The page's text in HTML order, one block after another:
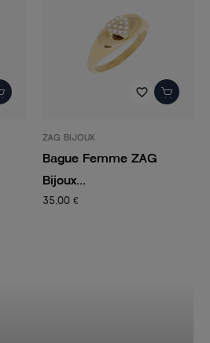
favorite_border
ZAG BIJOUX
Bague Femme ZAG
Bijoux...
35,00 €